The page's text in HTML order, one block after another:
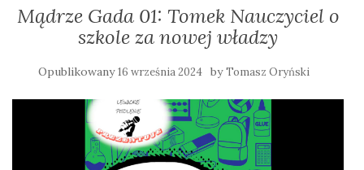
Mądrze Gada 01: Tomek Nauczyciel o
szkole za nowej władzy
Opublikowany16 września 2024 byTomasz Oryński